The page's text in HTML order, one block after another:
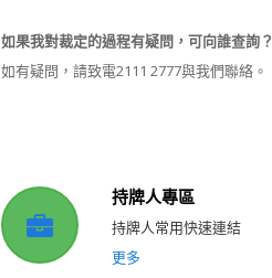
如果我對裁定的過程有疑問，可向誰查詢？
如有疑問，請致電2111 2777與我們聯絡。
持牌人專區
持牌人常用快速連結
更多